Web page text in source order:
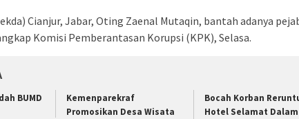
Cianjur, Jabar, Oting Zaenal Mutaqin, bantah adanya
Komisi Pemberantasan Korupsi (KPK), Selasa.
BUMD
Kemenparekraf
Promosikan Desa Wisata
Bocah Korban
Hotel Selamat Dalam